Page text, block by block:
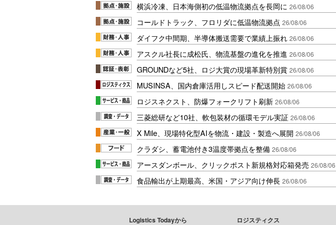
横浜冷凍、日本海側初の低温物流拠点を長岡に 26/08/06
コールドトラック、フロリダに低温物流拠点 26/08/06
ダイフク中間期、半導体搬送需要で業績上振れ 26/08/06
アスクル社長に成松氏、物流基盤の進化を推進 26/08/06
GROUNDなど5社、ロジ大賞の現場革新特別賞 26/08/06
MUSINSA、国内倉庫活用しスピード配送開始 26/08/06
ロジスネクスト、防爆フォークリフト刷新 26/08/06
三菱総研など10社、軟包装材の循環モデル実証 26/08/06
X Mile、現場特化型AIを物流・建設・製造へ展開 26/08/06
クラダシ、蓄電池付き3温度帯拠点を整備 26/08/06
アースダンボール、クリックポスト新規格対応箱発売 26/08/06
食品輸出が上期最高、米国・アジア向け伸長 26/08/06
Logistics Todayから ロジスティクス